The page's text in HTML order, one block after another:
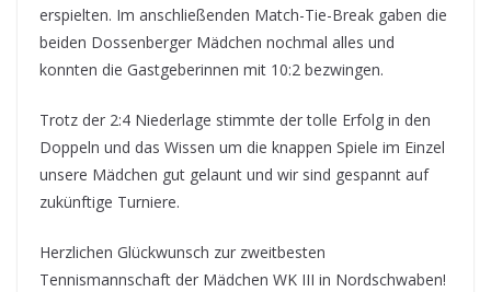
erspielten. Im anschließenden Match-Tie-Break gaben die
beiden Dossenberger Mädchen nochmal alles und
konnten die Gastgeberinnen mit 10:2 bezwingen.
Trotz der 2:4 Niederlage stimmte der tolle Erfolg in den
Doppeln und das Wissen um die knappen Spiele im Einzel
unsere Mädchen gut gelaunt und wir sind gespannt auf
zukünftige Turniere.
Herzlichen Glückwunsch zur zweitbesten
Tennismannschaft der Mädchen WK III in Nordschwaben!